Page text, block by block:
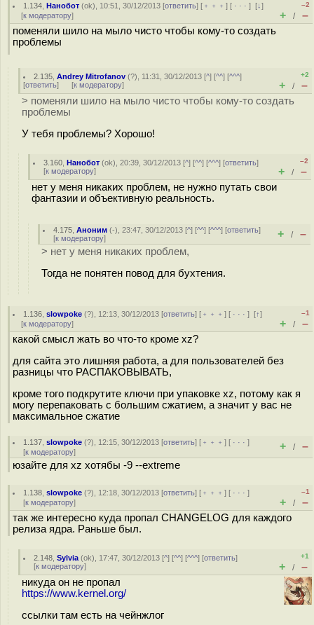
1.134 ,Нанобот (ok), 10:51, 30/12/2013 [ответить] [ ﹢﹢﹢] [ · · ·][↓]
[к модератору]
–2
+ / –
поменяли шило на мыло чисто чтобы кому-то создать
проблемы
2.135 ,Andrey Mitrofanov (?), 11:31, 30/12/2013 [^] [^^] [^^^]
[ответить] [к модератору]
+2
+ / –
> поменяли шило на мыло чисто чтобы кому-то создать
проблемы
У тебя проблемы? Хорошо!
3.160 ,Нанобот (ok), 20:39, 30/12/2013 [^] [^^] [^^^] [ответить]
[к модератору]
–2
+ / –
нет у меня никаких проблем, не нужно путать свои
фантазии и объективную реальность.
4.175 ,Аноним (-), 23:47, 30/12/2013 [^] [^^] [^^^] [ответить]
[к модератору] + / –
> нет у меня никаких проблем,
Тогда не понятен повод для бухтения.
1.136 ,slowpoke (?), 12:13, 30/12/2013 [ответить] [ ﹢﹢﹢] [ · · ·][↑]
[к модератору]
–1
+ / –
какой смысл жать во что-то кроме xz?
для сайта это лишняя работа, а для пользователей без
разницы что РАСПАКОВЫВАТЬ,
кроме того подкрутите ключи при упаковке xz, потому как я
могу перепаковать с большим сжатием, а значит у вас не
максимальное сжатие
1.137 ,slowpoke (?), 12:15, 30/12/2013 [ответить] [ ﹢﹢﹢] [ · · ·]
[к модератору] + / –
юзайте для xz хотябы -9 --extreme
1.138 ,slowpoke (?), 12:18, 30/12/2013 [ответить] [ ﹢﹢﹢] [ · · ·]
[к модератору]
–1
+ / –
так же интересно куда пропал CHANGELOG для каждого
релиза ядра. Раньше был.
2.148 ,Sylvia (ok), 17:47, 30/12/2013 [^] [^^] [^^^] [ответить]
[к модератору]
+1
+ / –
никуда он не пропал
https://www.kernel.org/
ссылки там есть на чейнжлог